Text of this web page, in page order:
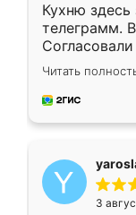
Кухню здесь
телеграмм.
недели
довольны
мебель за
Читать
3